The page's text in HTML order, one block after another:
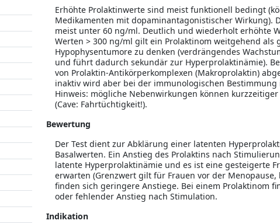
Erhöhte Prolaktinwerte sind meist funktionell bedingt
Medikamenten mit dopamin­antagonistischer Wirkung).
meist unter 60 ng/ml. Deutlich und wiederholt erhöhte
Werten > 300 ng/ml gilt ein Prolaktinom weitgehend als
Hypophysentumore zu denken (verdrängendes
und führt dadurch sekundär zur Hyperprolaktinämie).
von Prolaktin-Antikörperkomplexen (Makroprolaktin)
inaktiv wird aber bei der immuno­logischen
Hinweis: mögliche Nebenwirkungen können
(Cave: Fahrtüchtigkeit!).
Bewertung
Der Test dient zur Abklärung einer latenten
Basalwerten. Ein Anstieg des Prolaktins nach
latente Hyperprolaktinämie und es ist eine gesteigerte
erwarten (Grenzwert gilt für Frauen vor der
finden sich geringere Anstiege. Bei einem Prolaktinom
oder fehlender Anstieg nach Stimulation.
Indikation